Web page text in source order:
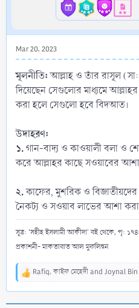
Mar 20, 2023
মূলনীতি:আল্লাহ ও তাঁর রাসূল
দিয়েছেন সেগুলোর মাধ্যমে
করা হলে সেগুলো হবে বিদআত।
উদাহরণ:
১.গান-বাদ্য ও কাওয়ালী বলা ও
করে আল্লাহর কাছে সওয়াবের
২.কাফের, মুশরিক ও
নৈকট্য ও সওয়াব লাভের আশা
সূত্র: 'সহীহ ইসলামী আকীদা' বই থেকে, পৃ:
প্রকাশনী- মাকতাবাত আল মুফলিহুন
R
Rafiq,কাইফ মেহেদীand Joynal